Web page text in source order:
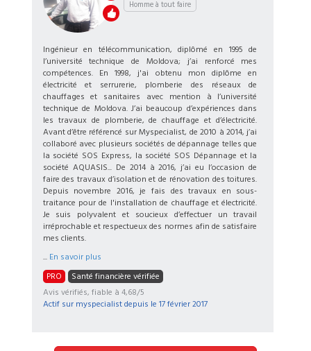
Homme à tout faire
Ingénieur en télécommunication, diplômé en 1995 de
l’université technique de Moldova; j’ai renforcé mes
compétences. En 1998, j'ai obtenu mon diplôme en
électricité et serrurerie, plomberie des réseaux de
chauffages et sanitaires avec mention à l’université
technique de Moldova. J’ai beaucoup d’expériences dans
les travaux de plomberie, de chauffage et d’électricité.
Avant d’être référencé sur Myspecialist, de 2010 à 2014, j’ai
collaboré avec plusieurs sociétés de dépannage telles que
la société SOS Express, la société SOS Dépannage et la
société AQUASIS... De 2014 à 2016, j’ai eu l’occasion de
faire des travaux d’isolation et de rénovation des toitures.
Depuis novembre 2016, je fais des travaux en sous-
traitance pour de l'installation de chauffage et électricité.
Je suis polyvalent et soucieux d’effectuer un travail
irréprochable et respectueux des normes afin de satisfaire
mes clients.
... En savoir plus
PRO
Santé financière vérifiée
Avis vérifiés, fiable à 4,68/5
Actif sur myspecialist depuis le 17 février 2017